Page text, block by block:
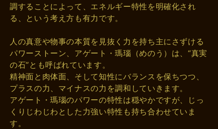
調することによって、エネルギー特性を明確化され
る、という考え方も有力です。
人の真意や物事の本質を見抜く力を持ち主にさずける
パワーストーン、アゲート・瑪瑙（めのう）は、“真実
の石”とも呼ばれています。
精神面と肉体面、そして知性にバランスを保ちつつ、
プラスの力、マイナスの力を調和していきます。
アゲート・瑪瑙のパワーの特性は穏やかですが、じっ
くりじわじわとした力強い特性も持ち合わせていま
す。